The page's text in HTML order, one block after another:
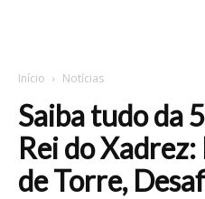
Início Notícias
Saiba tudo da
Rei do
de Torre,